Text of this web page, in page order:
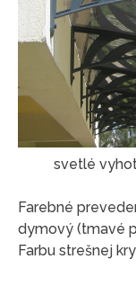
svetlé
Farebné
dymový (tmavé
Farbu strešnej